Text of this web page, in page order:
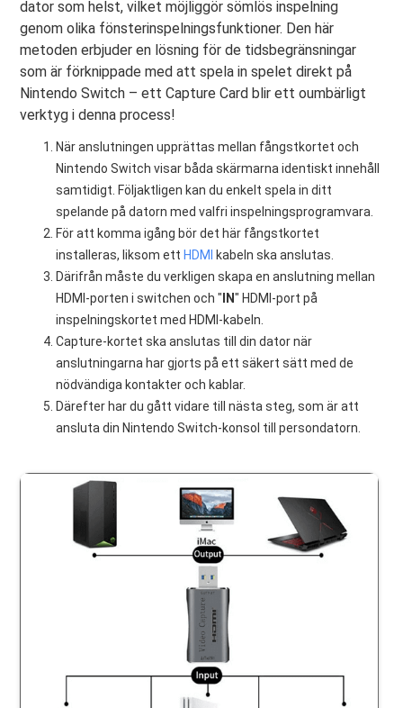
dator som helst, vilket möjliggör sömlös inspelning
genom olika fönsterinspelningsfunktioner. Den här
metoden erbjuder en lösning för de tidsbegränsningar
som är förknippade med att spela in spelet direkt på
Nintendo Switch – ett Capture Card blir ett oumbärligt
verktyg i denna process!
När anslutningen upprättas mellan fångstkortet och
Nintendo Switch visar båda skärmarna identiskt innehåll
samtidigt. Följaktligen kan du enkelt spela in ditt
spelande på datorn med valfri inspelningsprogramvara.
För att komma igång bör det här fångstkortet
installeras, liksom ett HDMI
kabeln ska anslutas.
Därifrån måste du verkligen skapa en anslutning mellan
HDMI-porten i switchen och " IN" HDMI-port på
inspelningskortet med HDMI-kabeln.
Capture-kortet ska anslutas till din dator när
anslutningarna har gjorts på ett säkert sätt med de
nödvändiga kontakter och kablar.
Därefter har du gått vidare till nästa steg, som är att
ansluta din Nintendo Switch-konsol till persondatorn.